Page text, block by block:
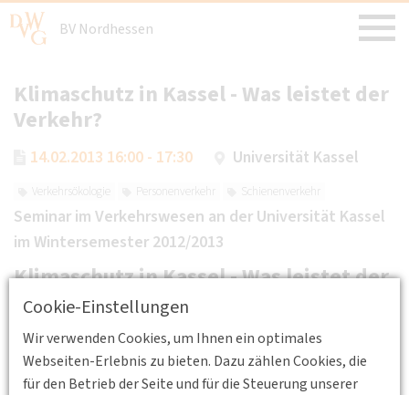
Cookie-Einstellungen
Wir verwenden Cookies, um Ihnen ein optimales
Webseiten-Erlebnis zu bieten. Dazu zählen Cookies, die
für den Betrieb der Seite und für die Steuerung unserer
BV Nordhessen
Klimaschutz in Kassel - Was leistet der
Verkehr?
14.02.2013 16:00 - 17:30 Universität Kassel
Verkehrsökologie Personenverkehr Schienenverkehr
Seminar im Verkehrswesen an der Universität Kassel
im Wintersemester 2012/2013
Klimaschutz in Kassel - Was leistet der
Verkehr?
Dipl.-Geogr. M.Eng. Volker Ballhausen
Stadt Kassel